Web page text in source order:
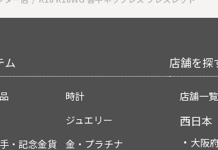
ム
時計
ジュエリー
・記念金貨
金・プラチナ
店舗を探
店舗一
西日本
大阪